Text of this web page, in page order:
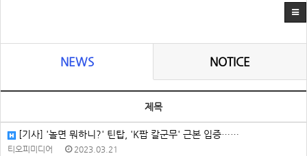
NEWS NOTICE
제목
[기사] '놀면 뭐하니?' 틴탑, 'K팝 칼군무' 근본 입증……
티오피미디어 2023.03.21